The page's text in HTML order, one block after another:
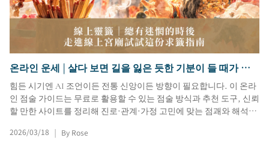
온라인 운세 | 살다 보면 길을 잃은 듯한 기분이 들 때가 있
습니다. 온라인 점술가의 온라인 운세 가이드를 이용해 보
세요.
힘든 시기엔 AI 조언이든 전통 신앙이든 방향이 필요합니다. 이 온라
인 점술 가이드는 무료로 활용할 수 있는 점술 방식과 추천 도구, 신뢰
할 만한 사이트를 정리해 진로·관계·가정 고민에 맞는 점괘와 해석을
2026/03/18 By Rose